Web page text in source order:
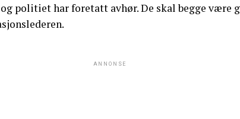
politiet har foretatt avhør. De skal begge
ANNONSE